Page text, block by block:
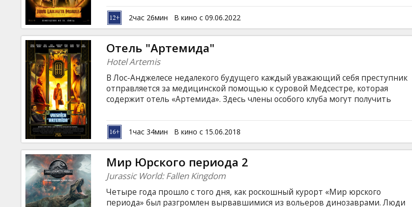
самыми устрашающими существами в истории? Фильм на английском языке
с субтитрами на латышском и русском языках.
2час 26мин В кино с 09.06.2022
Отель "Артемида"
Hotel Artemis
В Лос-Анджелесе недалекого будущего каждый уважающий себя преступник
отправляется за медицинской помощью к суровой Медсестре, которая
содержит отель «Артемида». Здесь члены особого клуба могут получить
собой местного криминального босса, желающего получить заветный
предмет, похищенный в результате ограбления. Постояльцам отеля
придется немало попотеть, ведь внутри строго-настрого запрещено любое
оружие. Фильм на английском языке с субтитрами на латышском и русском
языках.
1час 34мин В кино с 15.06.2018
Мир Юрского периода 2
Jurassic World: Fallen Kingdom
Четыре года прошло с того дня, как роскошный курорт «Мир юрского
периода» был разгромлен вырвавшимися из вольеров динозаврами. Люди